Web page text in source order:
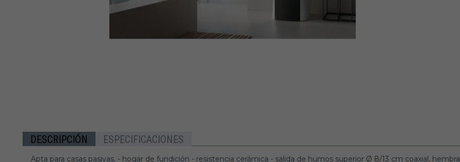
DESCRIPCIÓN ESPECIFICACIONES
Apta para casas pasivas. - hogar de fundición - resistencia cerámica - salida de humos superior Ø 8/13 cm coaxial,